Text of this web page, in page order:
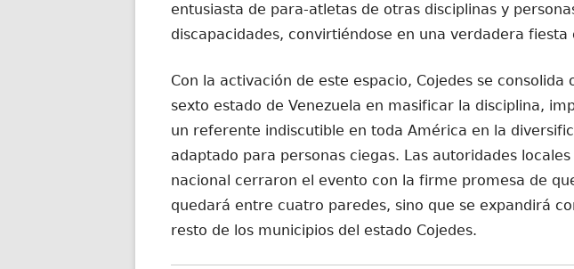
entusiasta de para-atletas de otras disciplinas y
discapacidades, convirtiéndose en una verdadera fiesta
Con la activación de este espacio, Cojedes se
sexto estado de Venezuela en masificar la disciplina,
un referente indiscutible en toda América en la
adaptado para personas ciegas. Las autoridades
nacional cerraron el evento con la firme promesa de
quedará entre cuatro paredes, sino que se expandirá
resto de los municipios del estado Cojedes.